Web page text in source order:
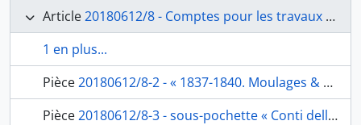
Article20180612/8 - Comptes pour les travaux des peintres Balze et pour les frais des envois de l’Académie
1 en plus...
Pièce20180612/8-2 - « 1837-1840. Moulages & caisses », pochette contenant les folios 131 à 242, fol. 130, 243
Pièce20180612/8-3 - sous-pochette « Conti della prima spedizione per le R. Scuole. Falegname. Formatore malpieri. Id. Ceci. Nr 1 », contenant les folios 132 à 143, factures et quittances du mouleur Leopoldo Malpieri, le menuisier Giuseppe Cassetta, le mouleur Antonio Ceci, à Ingres, fol. 131-144